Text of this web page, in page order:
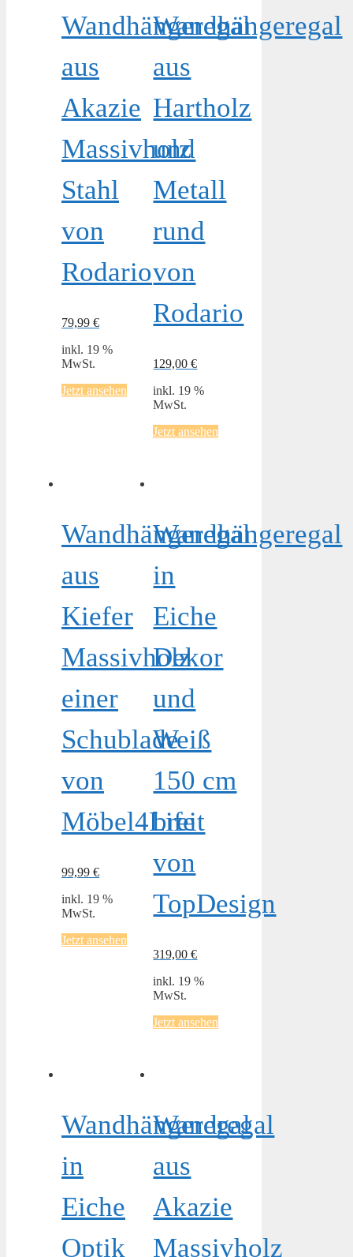
Wandhängeregal
aus
Akazie
Massivholz
Stahl
von
Rodario
79,99 €
inkl. 19 %
MwSt.
Jetzt ansehen
Wandhängeregal
aus
Hartholz
und
Metall
rund
von
Rodario
129,00€
inkl. 19 %
MwSt.
Jetzt ansehen
Wandhängeregal
aus
Kiefer
Massivholz
einer
Schublade
von
Möbel4Life
99,99 €
inkl. 19 %
MwSt.
Jetzt ansehen
Wandhängeregal
in
Eiche
Dekor
und
Weiß
150 cm
breit
von
TopDesign
319,00€
inkl. 19 %
MwSt.
Jetzt ansehen
Wandhängeregal
in
Eiche
Optik
Wandregal
aus
Akazie
Massivholz